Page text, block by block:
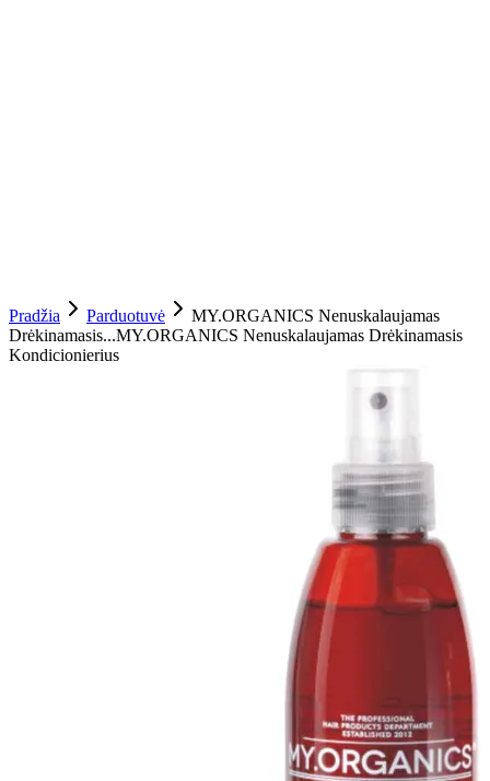
Pradžia Parduotuvė
MY.ORGANICS Nenuskalaujamas
Drėkinamasis...MY.ORGANICS Nenuskalaujamas Drėkinamasis
Kondicionierius